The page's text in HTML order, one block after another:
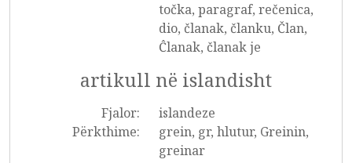
točka, paragraf, rečenica,
dio, članak, članku, Član,
Ĉlanak, članak je
artikull në islandisht
Fjalor:
islandeze
Përkthime:
grein, gr, hlutur, Greinin,
greinar